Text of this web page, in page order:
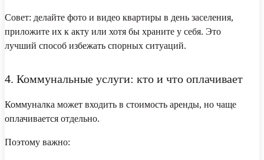
Совет: делайте фото и видео квартиры в день заселения,
приложите их к акту или хотя бы храните у себя. Это
лучший способ избежать спорных ситуаций.
4. Коммунальные услуги: кто и что оплачивает
Коммуналка может входить в стоимость аренды, но чаще
оплачивается отдельно.
Поэтому важно: